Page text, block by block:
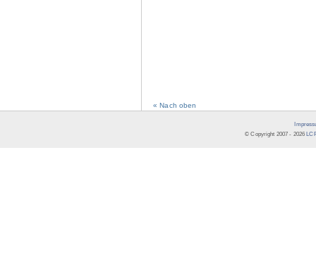
« Nach oben
© Copyright 2007 - 2026